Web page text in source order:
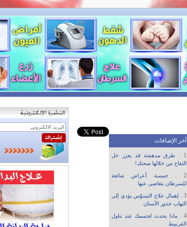
آخر الإضافات
1 .
طرق مدهشة قد يعزز خل
التفاح من خلالها صحتك!
2 .
خمسة أعراض شائعة
للسرطان نتغاضى عنها
3 .
إهمال علاج التسوّس يؤدي إلى
التهاب جذور الأسنان
4 .
ماذا يحدث لجسمك عند تناول
القرنبيط